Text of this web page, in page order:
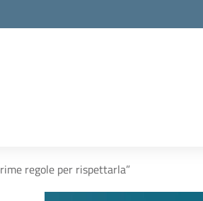
regole per rispettarla”